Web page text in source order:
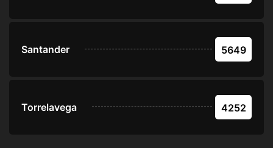
Santander 5649
Torrelavega 4252